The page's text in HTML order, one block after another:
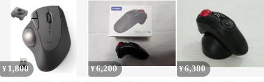
¥ 1,800 ¥6,200 ¥6,300